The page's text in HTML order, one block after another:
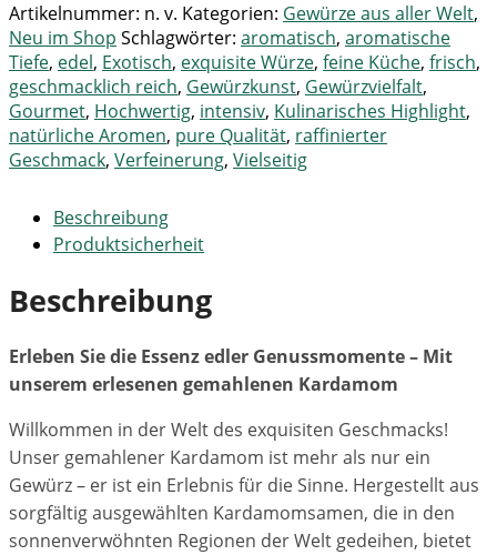
Artikelnummer: n. v. Kategorien: Gewürze aus aller Welt,
Neu im Shop Schlagwörter: aromatisch, aromatische
Tiefe, edel, Exotisch, exquisite Würze, feine Küche, frisch,
geschmacklich reich, Gewürzkunst, Gewürzvielfalt,
Gourmet, Hochwertig, intensiv, Kulinarisches Highlight,
natürliche Aromen, pure Qualität, raffinierter
Geschmack, Verfeinerung, Vielseitig
Beschreibung
Produktsicherheit
Beschreibung
Erleben Sie die Essenz edler Genussmomente – Mit
unserem erlesenen gemahlenen Kardamom
Willkommen in der Welt des exquisiten Geschmacks!
Unser gemahlener Kardamom ist mehr als nur ein
Gewürz – er ist ein Erlebnis für die Sinne. Hergestellt aus
sorgfältig ausgewählten Kardamomsamen, die in den
sonnenverwöhnten Regionen der Welt gedeihen, bietet